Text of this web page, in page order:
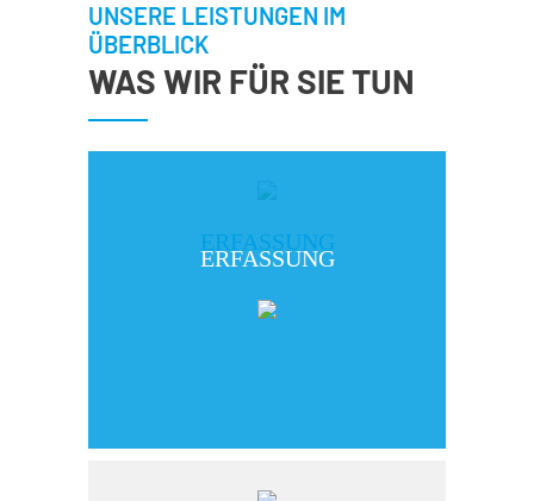
UNSERE LEISTUNGEN IM
ÜBERBLICK
WAS WIR FÜR SIE TUN
ERFASSUNG
ERFASSUNG